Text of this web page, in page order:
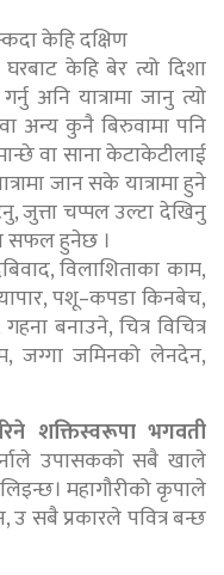
केहि दक्षिण
घरबाट केहि बेर त्यो दिशा
अनि यात्रामा जानु त्यो
अन्य कुनै बिरुवामा पनि
वा साना केटाकेटीलाई
जान सके यात्रामा हुने
जुत्ता चप्पल उल्टा देखिनु
सफल हुनेछ ।
विलाशिताका काम,
पशू–कपडा किनबेच,
बनाउने, चित्र विचित्र
जग्गा जमिनको लेनदेन,
शक्तिस्वरूपा भगवती
उपासकको सबै खाले
महागौरीको कृपाले
उ सबै प्रकारले पवित्र बन्छ